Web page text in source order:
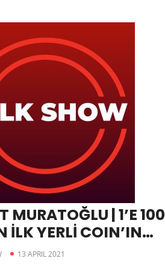
MURATOĞLU | 1’E 100
İLK YERLİ COIN’IN
13 APRIL 2021